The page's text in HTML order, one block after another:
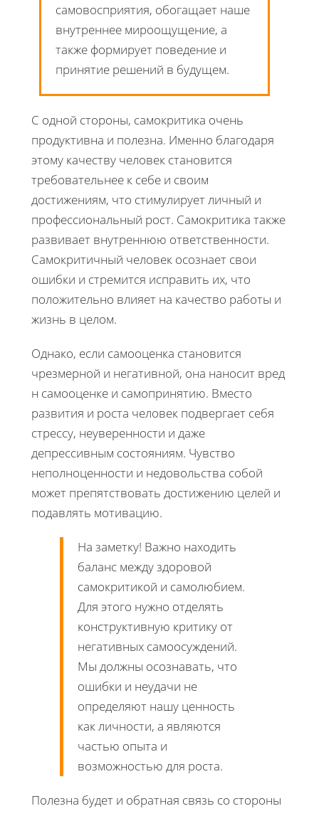
самовосприятия, обогащает наше
внутреннее мироощущение, а
также формирует поведение и
принятие решений в будущем.
С одной стороны, самокритика очень
продуктивна и полезна. Именно благодаря
этому качеству человек становится
требовательнее к себе и своим
достижениям, что стимулирует личный и
профессиональный рост. Самокритика также
развивает внутреннюю ответственности.
Самокритичный человек осознает свои
ошибки и стремится исправить их, что
положительно влияет на качество работы и
жизнь в целом.
Однако, если самооценка становится
чрезмерной и негативной, она наносит вред
н самооценке и самопринятию. Вместо
развития и роста человек подвергает себя
стрессу, неуверенности и даже
депрессивным состояниям. Чувство
неполноценности и недовольства собой
может препятствовать достижению целей и
подавлять мотивацию.
На заметку! Важно находить
баланс между здоровой
самокритикой и самолюбием.
Для этого нужно отделять
конструктивную критику от
негативных самоосуждений.
Мы должны осознавать, что
ошибки и неудачи не
определяют нашу ценность
как личности, а являются
частью опыта и
возможностью для роста.
Полезна будет и обратная связь со стороны